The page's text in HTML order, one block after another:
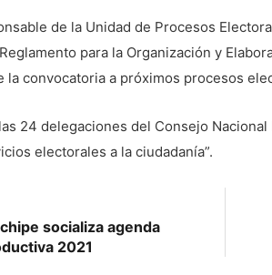
de la Unidad de Procesos
para la Organización y
la convocatoria a próximos procesos
24 delegaciones del Consejo
electorales a la ciudadanía”.
socializa agenda
2021